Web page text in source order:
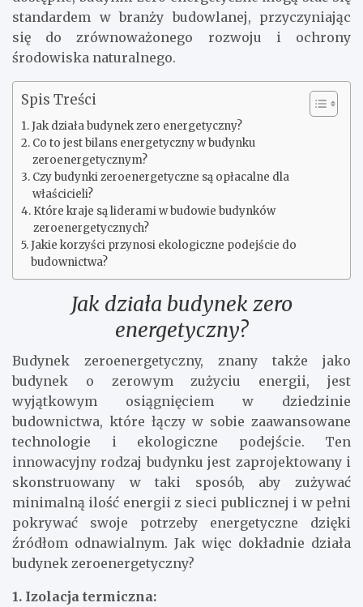
standardem w branży budowlanej, przyczyniając
się do zrównoważonego rozwoju i ochrony
środowiska naturalnego.
Spis Treści
Jak działa budynek zero energetyczny?
Co to jest bilans energetyczny w budynku
zeroenergetycznym?
Czy budynki zeroenergetyczne są opłacalne dla
właścicieli?
Które kraje są liderami w budowie budynków
zeroenergetycznych?
Jakie korzyści przynosi ekologiczne podejście do
budownictwa?
Jak działa budynek zero
energetyczny?
Budynek zeroenergetyczny, znany także jako
budynek o zerowym zużyciu energii, jest
wyjątkowym osiągnięciem w dziedzinie
budownictwa, które łączy w sobie zaawansowane
technologie i ekologiczne podejście. Ten
innowacyjny rodzaj budynku jest zaprojektowany i
skonstruowany w taki sposób, aby zużywać
minimalną ilość energii z sieci publicznej i w pełni
pokrywać swoje potrzeby energetyczne dzięki
źródłom odnawialnym. Jak więc dokładnie działa
budynek zeroenergetyczny?
1. Izolacja termiczna: